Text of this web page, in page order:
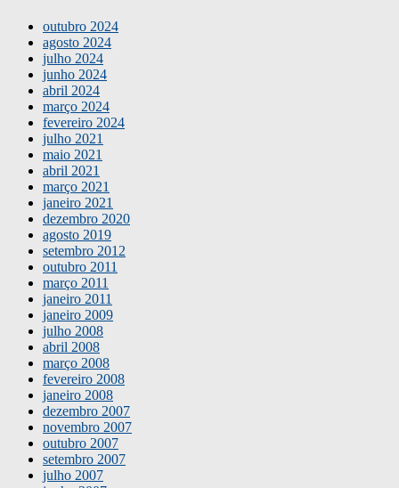
outubro 2024
agosto 2024
julho 2024
junho 2024
abril 2024
março 2024
fevereiro 2024
julho 2021
maio 2021
abril 2021
março 2021
janeiro 2021
dezembro 2020
agosto 2019
setembro 2012
outubro 2011
março 2011
janeiro 2011
janeiro 2009
julho 2008
abril 2008
março 2008
fevereiro 2008
janeiro 2008
dezembro 2007
novembro 2007
outubro 2007
setembro 2007
julho 2007